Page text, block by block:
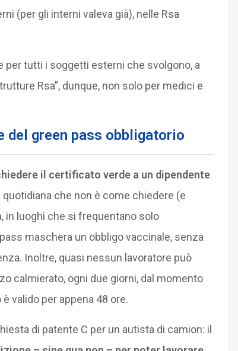
(per gli interni valeva già), nelle Rsa
per tutti i soggetti esterni che svolgono, a
Rsa”, dunque, non solo per medici e
del green pass obbligatorio
il certificato verde a un dipendente
quotidiana che non è come chiedere (e
in luoghi che si frequentano solo
maschera un obbligo vaccinale, senza
Inoltre, quasi nessun lavoratore può
calmierato, ogni due giorni, dal momento
valido per appena 48 ore.
di patente C per un autista di camion: il